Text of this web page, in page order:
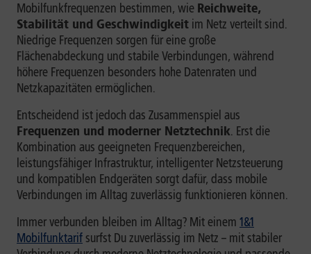
Mobilfunkfrequenzen bestimmen, wie Reichweite,
Stabilität und Geschwindigkeit im Netz verteilt sind.
Niedrige Frequenzen sorgen für eine große
Flächenabdeckung und stabile Verbindungen, während
höhere Frequenzen besonders hohe Datenraten und
Netzkapazitäten ermöglichen.
Entscheidend ist jedoch das Zusammenspiel aus
Frequenzen und moderner Netztechnik. Erst die
Kombination aus geeigneten Frequenzbereichen,
leistungsfähiger Infrastruktur, intelligenter Netzsteuerung
und kompatiblen Endgeräten sorgt dafür, dass mobile
Verbindungen im Alltag zuverlässig funktionieren können.
Immer verbunden bleiben im Alltag? Mit einem 1&1
Mobilfunktarif surfst Du zuverlässig im Netz – mit stabiler